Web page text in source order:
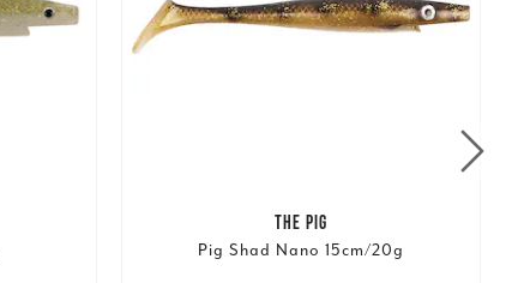
THE PIG
Pig Shad Nano 15cm/20g